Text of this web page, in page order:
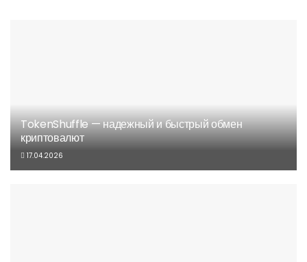
TokenShuffle — надежный и быстрый обмен
криптовалют
17.04.2026